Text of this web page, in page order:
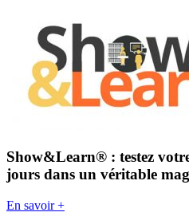
Show&Learn® : testez
jours dans un véritable
En savoir +